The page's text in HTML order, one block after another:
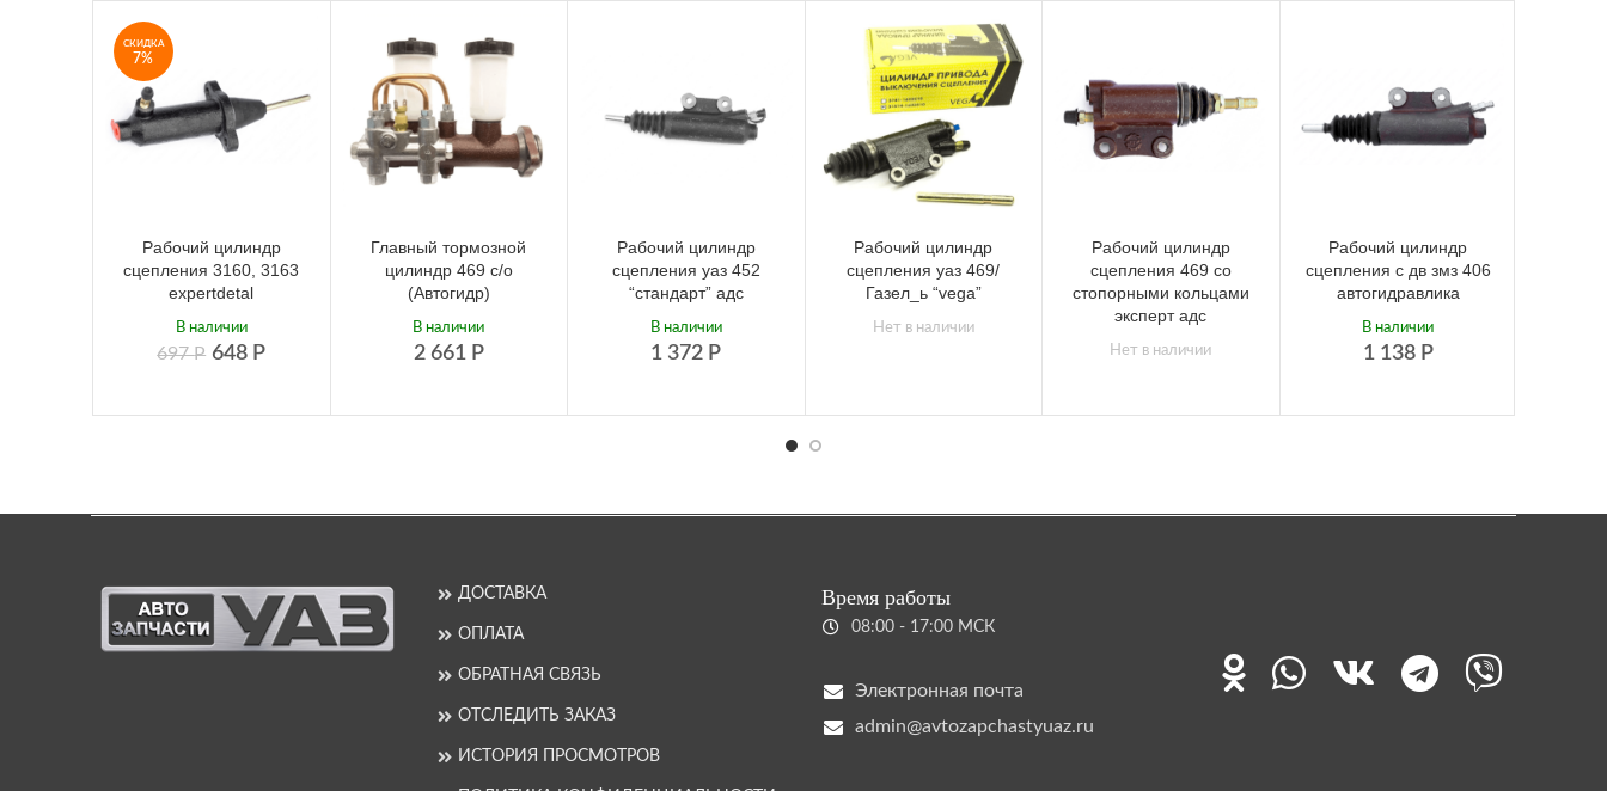
СКИДКА
7%
Рабочий цилиндр
сцепления 3160, 3163
expertdetal
697Р 648 Р
В наличии
Главный тормозной
цилиндр 469 с/о
(Автогидр)
2 661 Р
В наличии
Рабочий цилиндр
сцепления уаз 452
“стандарт” адс
1 372 Р
В наличии
Рабочий цилиндр
сцепления уаз 469/
Газел_ь “vega”
Нет в наличии
Рабочий цилиндр
сцепления 469 со
стопорными кольцами
эксперт адс
Нет в наличии
Рабочий цилиндр
сцепления с дв змз 406
автогидравлика
1 138 Р
В наличии
ДОСТАВКА
ОПЛАТА
ОБРАТНАЯ СВЯЗЬ
ОТСЛЕДИТЬ ЗАКАЗ
ИСТОРИЯ ПРОСМОТРОВ
Время работы
08:00 - 17:00 МСК
Электронная почта
admin@avtozapchastyuaz.ru